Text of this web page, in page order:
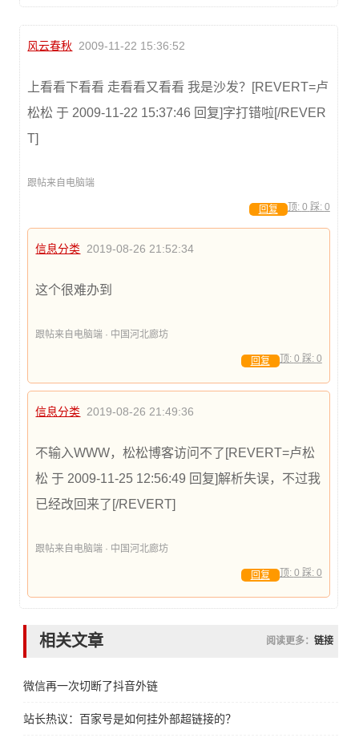
风云春秋 2009-11-22 15:36:52
上看看下看看 走看看又看看 我是沙发？[REVERT=卢
松松 于 2009-11-22 15:37:46 回复]字打错啦[/REVER
T]
跟帖来自电脑端
顶: 0 踩: 0
回复
信息分类 2019-08-26 21:52:34
这个很难办到
跟帖来自电脑端 · 中国河北廊坊
顶: 0 踩: 0
回复
信息分类 2019-08-26 21:49:36
不输入WWW，松松博客访问不了[REVERT=卢松
松 于 2009-11-25 12:56:49 回复]解析失误，不过我
已经改回来了[/REVERT]
跟帖来自电脑端 · 中国河北廊坊
顶: 0 踩: 0
回复
相关文章 阅读更多： 链接
微信再一次切断了抖音外链
站长热议：百家号是如何挂外部超链接的？